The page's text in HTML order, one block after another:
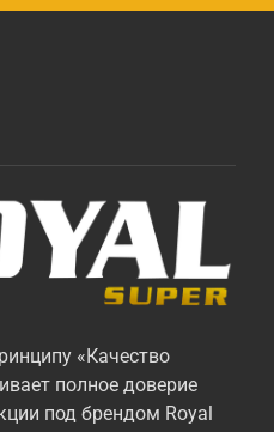
«Качество
полное доверие
под брендом Royal